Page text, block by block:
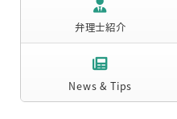
弁理士紹介
News & Tips